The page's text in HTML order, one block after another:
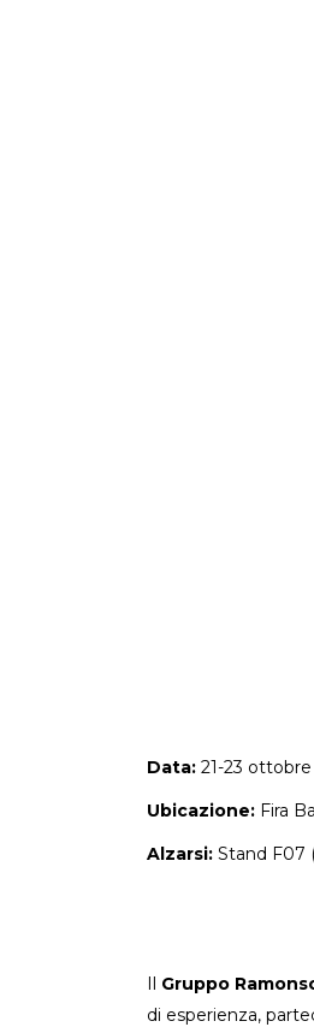
Data: 21-23
Ubicazione: Fira
Alzarsi: Stand F07
Il Gruppo
di esperienza,